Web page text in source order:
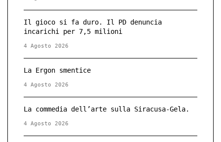
Il gioco si fa duro. Il PD denuncia
incarichi per 7,5 milioni
4 Agosto 2026
La Ergon smentice
4 Agosto 2026
La commedia dell’arte sulla Siracusa-Gela.
4 Agosto 2026